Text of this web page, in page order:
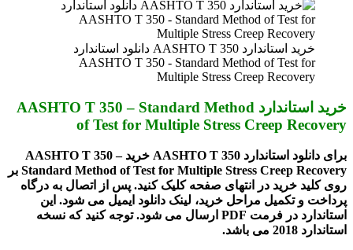
خرید استاندارد AASHTO T 350 دانلود استاندارد
AASHTO T 350 - Standard Method of Test for
Multiple Stress Creep Recovery
خرید استاندارد AASHTO T 350 – Standard Method
of Test for Multiple Stress Creep Recovery
برای دانلود استاندارد AASHTO T 350 خرید AASHTO T 350 –
Standard Method of Test for Multiple Stress Creep Recovery بر
روی کلید خرید در انتهای صفحه کلیک کنید. پس از اتصال به درگاه
پرداخت و تکمیل مراحل خرید، لینک دانلود ایمیل می شود. این
استاندارد در فرمت PDF ارسال می شود. توجه کنید که نسخه
استاندارد 2018 می باشد.